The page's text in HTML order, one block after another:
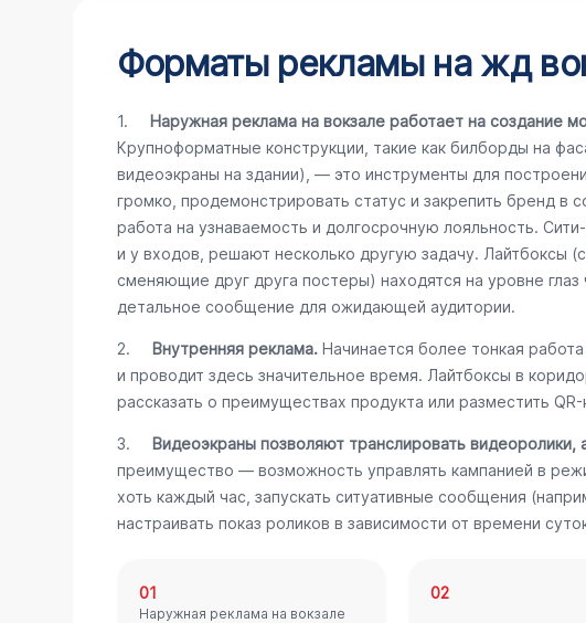
Форматы рекламы на жд
1. Наружная реклама на вокзале работает на создание
Крупноформатные конструкции, такие как билборды на
видеоэкраны на здании), — это инструменты для
громко, продемонстрировать статус и закрепить бренд в
работа на узнаваемость и долгосрочную лояльность.
и у входов, решают несколько другую задачу. Лайтбоксы
сменяющие друг друга постеры) находятся на уровне
детальное сообщение для ожидающей аудитории.
2. Внутренняя реклама. Начинается более тонкая
и проводит здесь значительное время. Лайтбоксы в
рассказать о преимуществах продукта или разместить
3. Видеоэкраны позволяют транслировать
преимущество — возможность управлять кампанией в
хоть каждый час, запускать ситуативные сообщения
настраивать показ роликов в зависимости от времени
01
Наружная реклама на вокзале
02